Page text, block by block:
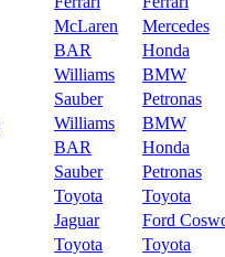
McLaren
Mercedes
BAR
Honda
Williams
BMW
Sauber
Petronas
Williams
BMW
BAR
Honda
Sauber
Petronas
Toyota
Toyota
Jaguar
Ford
Toyota
Toyota